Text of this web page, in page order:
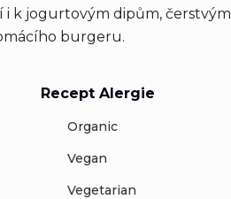
i k jogurtovým dipům, čerstvým
burgeru.
Recept Alergie
Organic
Vegan
Vegetarian